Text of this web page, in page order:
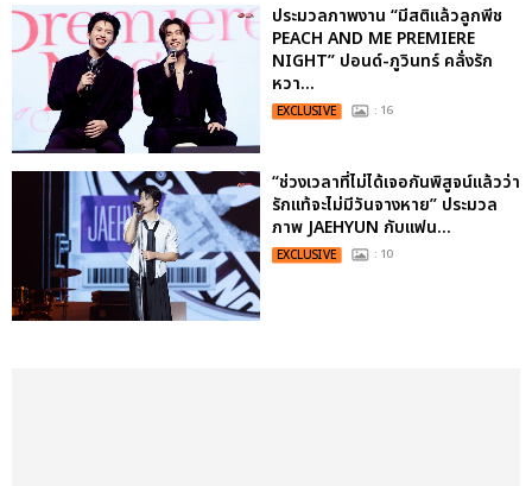
ประมวลภาพงาน “มีสติแล้วลูกพีช
PEACH AND ME PREMIERE
NIGHT” ปอนด์-ภูวินทร์ คลั่งรัก
หวา...
EXCLUSIVE : 16
“ช่วงเวลาที่ไม่ได้เจอกันพิสูจน์แล้วว่า
รักแท้จะไม่มีวันจางหาย” ประมวล
ภาพ JAEHYUN กับแฟน...
EXCLUSIVE : 10